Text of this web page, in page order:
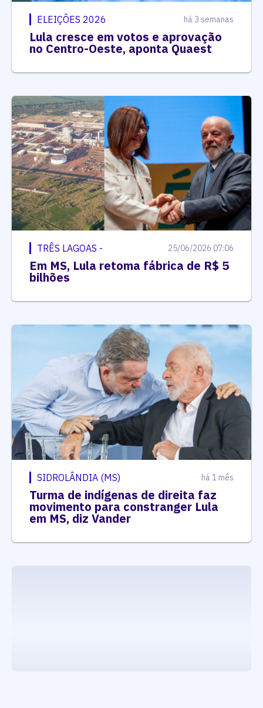
ELEIÇÕES 2026 há 3 semanas
Lula cresce em votos e aprovação
no Centro-Oeste, aponta Quaest
TRÊS LAGOAS - 25/06/2026 07:06
Em MS, Lula retoma fábrica de R$ 5
bilhões
SIDROLÂNDIA (MS) há 1 mês
Turma de indígenas de direita faz
movimento para constranger Lula
em MS, diz Vander